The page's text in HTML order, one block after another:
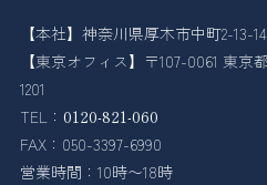
【本社】神奈川県厚木市中町2-13-
【東京オフィス】〒107-0061 東京
1201
TEL： 0120-821-060
FAX：050-3397-6990
営業時間：10時〜18時